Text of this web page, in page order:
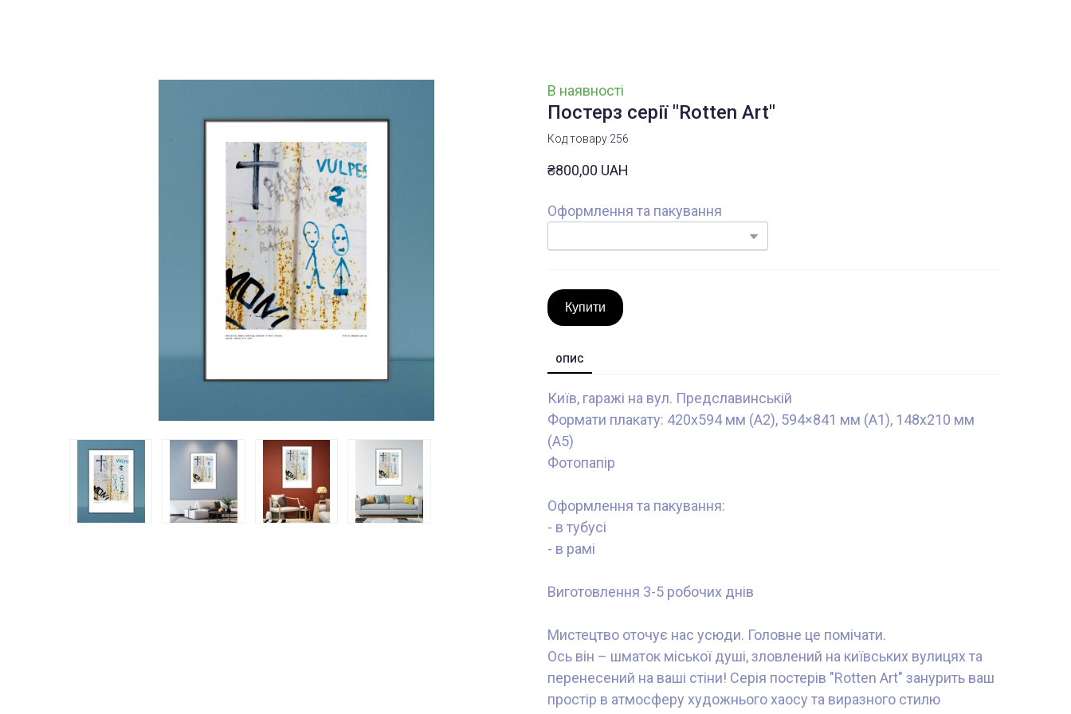
В наявності
Постерз серії "Rotten Art"
Код товару 256
₴800,00 UAH
Оформлення та пакування
Купити
ОПИС
Київ, гаражі на вул. Предславинській
Формати плакату: 420x594 мм (А2), 594×841 мм (А1), 148x210 мм
(А5)
Фотопапір
Оформлення та пакування:
- в тубусі
- в рамі
Виготовлення 3-5 робочих днів
Мистецтво оточує нас усюди. Головне це помічати.
Ось він – шматок міської душі, зловлений на київських вулицях та
перенесений на ваші стіни! Серія постерів "Rotten Art" занурить ваш
простір в атмосферу художнього хаосу та виразного стилю